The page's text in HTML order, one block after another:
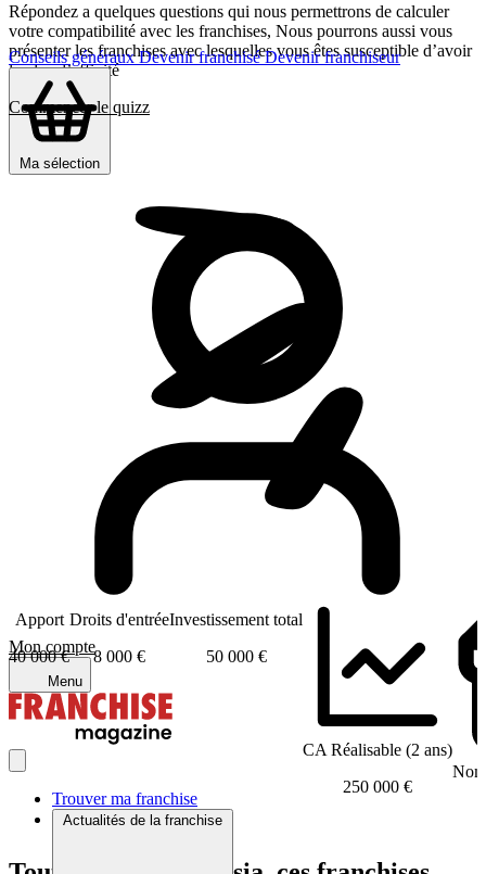
Conseils générauxDevenir franchiséDevenir franchiseur
Ma sélection
Mon compte
Menu
Trouver ma franchise
Actualités de la franchise
Répondez a quelques questions qui nous permettrons de calculer
votre compatibilité avec les franchises, Nous pourrons aussi vous
présenter les franchises avec lesquelles vous êtes susceptible d’avoir
le plus d’affinité
Commencer le quizz
Apport
40 000 €
Droits d'entrée
8 000 €
Investissement total
50 000 €
CA Réalisable (2 ans)
250 000 €